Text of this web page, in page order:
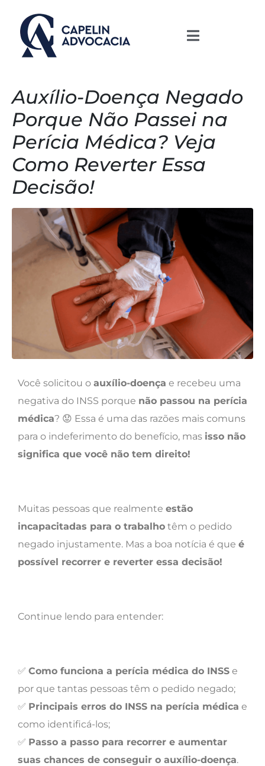
Auxílio-Doença Negado
Porque Não Passei na
Perícia Médica? Veja
Como Reverter Essa
Decisão!
Você solicitou o auxílio-doença e recebeu uma
negativa do INSS porque não passou na perícia
médica? 😟 Essa é uma das razões mais comuns
para o indeferimento do benefício, mas isso não
significa que você não tem direito!
Muitas pessoas que realmente estão
incapacitadas para o trabalho têm o pedido
negado injustamente. Mas a boa notícia é que é
possível recorrer e reverter essa decisão!
Continue lendo para entender:
✅ Como funciona a perícia médica do INSS e
por que tantas pessoas têm o pedido negado;
✅ Principais erros do INSS na perícia médica e
como identificá-los;
✅ Passo a passo para recorrer e aumentar
suas chances de conseguir o auxílio-doença.